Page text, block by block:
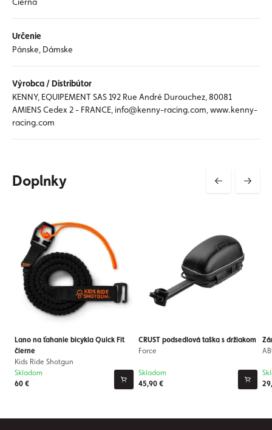
Určenie
Pánske, Dámske
Výrobca / Distribútor
KENNY, EQUIPEMENT SAS 192 Rue André Durouchez, 80081
AMIENS Cedex 2 - FRANCE, info@kenny-racing.com, www.kenny-
racing.com
Doplnky
Lano na ťahanie bicykla Quick Fit
čierne
Kids Ride Shotgun
60 €
Skladom
CRUST podsedlová taška s držiakom
Force
45,90 €
Skladom